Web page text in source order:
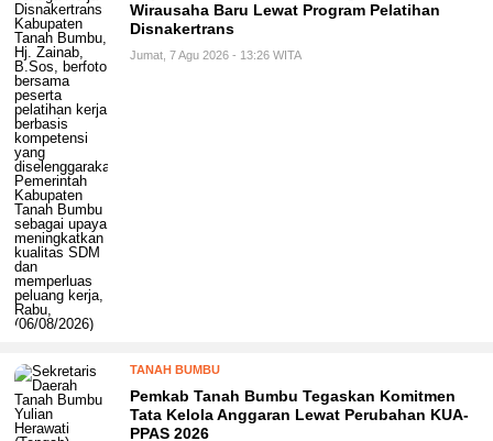
Wirausaha Baru Lewat Program Pelatihan
Disnakertrans
Jumat, 7 Agu 2026 - 13:26 WITA
TANAH BUMBU
Pemkab Tanah Bumbu Tegaskan Komitmen
Tata Kelola Anggaran Lewat Perubahan KUA-
PPAS 2026